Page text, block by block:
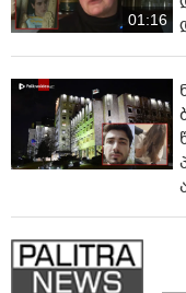
01:16